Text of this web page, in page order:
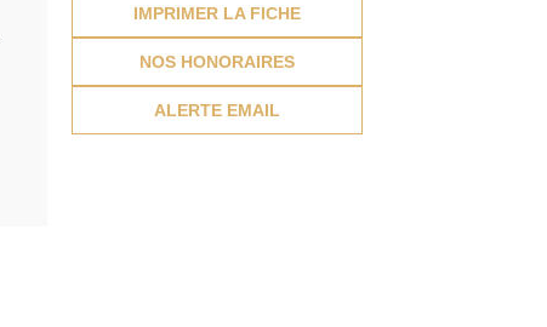
IMPRIMER LA FICHE
NOS HONORAIRES
ALERTE EMAIL